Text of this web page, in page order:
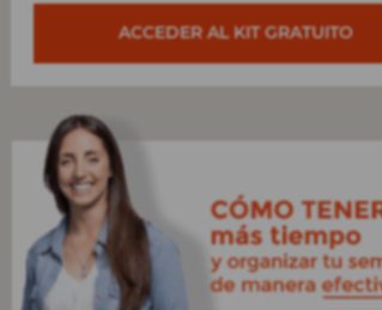
ACCEDER AL KIT GRATUITO